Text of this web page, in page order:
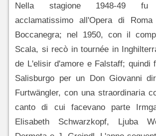
Nella stagione 1948-49 fu
acclamatissimo all'Opera di
Boccanegra; nel 1950, con il
Scala, si recò in tournée in
de L'elisir d'amore e Falstaff; quindi
Salisburgo per un Don Giovanni
Furtwängler, con una straordinaria
canto di cui facevano parte
Elisabeth Schwarzkopf, Ljuba